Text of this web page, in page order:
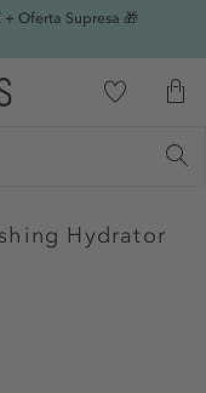
Oferta Supresa 🎁
Hydrator